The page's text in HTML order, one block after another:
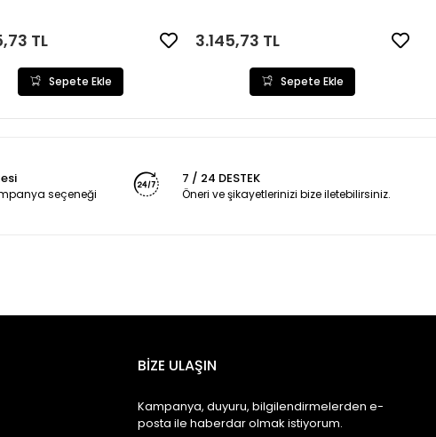
TL
Sepete Ekle
3.145,73 TL
Sepete Ekle
seçeneği
7 / 24 DESTEK
Öneri ve şikayetlerinizi bize iletebilirsiniz.
BİZE ULAŞIN
Kampanya, duyuru, bilgilendirmelerden e-
posta ile haberdar olmak istiyorum.